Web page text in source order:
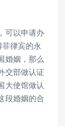
可以申请办
律宾的永
婚姻，那么
交部做认证
大使馆做认
段婚姻的合